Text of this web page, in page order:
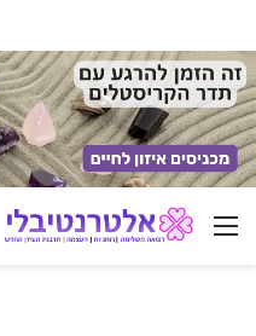
ניווט באתר